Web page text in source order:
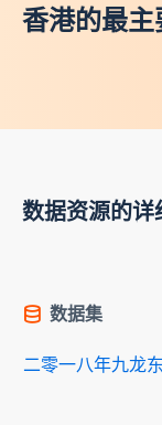
香港的最
数据资源的详
数据集
二零一八年九龙